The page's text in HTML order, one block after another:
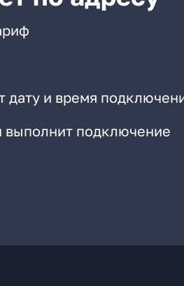
дату и время
выполнит подключение